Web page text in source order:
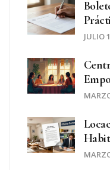
JULIO